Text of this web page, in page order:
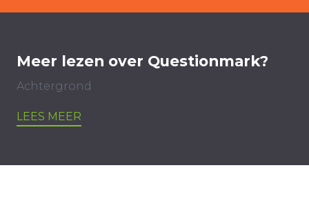
Meer lezen over Questionmark?
Achtergrond
LEES MEER